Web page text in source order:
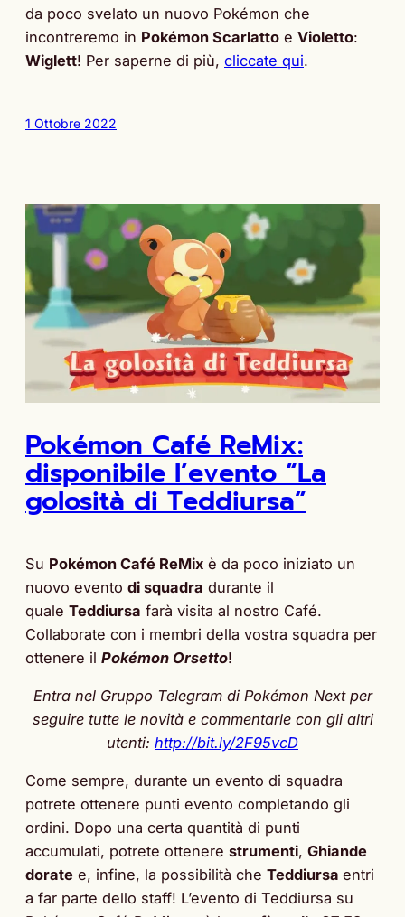
da poco svelato un nuovo Pokémon che
incontreremo in Pokémon Scarlatto e Violetto:
Wiglett! Per saperne di più, cliccate qui.
1 Ottobre 2022
Pokémon Café ReMix:
disponibile l’evento “La
golosità di Teddiursa”
Su Pokémon Café ReMix è da poco iniziato un
nuovo evento di squadra durante il
quale Teddiursa farà visita al nostro Café.
Collaborate con i membri della vostra squadra per
ottenere il Pokémon Orsetto!
Entra nel Gruppo Telegram di Pokémon Next per
seguire tutte le novità e commentarle con gli altri
utenti: http://bit.ly/2F95vcD
Come sempre, durante un evento di squadra
potrete ottenere punti evento completando gli
ordini. Dopo una certa quantità di punti
accumulati, potrete ottenere strumenti, Ghiande
dorate e, infine, la possibilità che Teddiursa entri
a far parte dello staff! L’evento di Teddiursa su